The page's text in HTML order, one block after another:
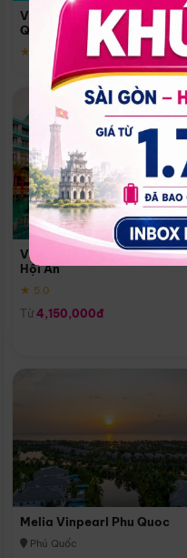
Vinpearl Resort & Spa Phu
Quoc
★ 5.0
Vinpearl Resort & Golf Nam
Hội An
★ 5.0
Từ 4,150,000đ
Melia Vinpearl Phu Quoc
Phú Quốc